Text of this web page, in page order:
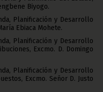
Biyogo.
Planificación y Desarrollo
Ebiaca Mohete.
Planificación y Desarrollo
Excmo. D. Domingo
Planificación y Desarrollo
Excmo. Señor D. Justo